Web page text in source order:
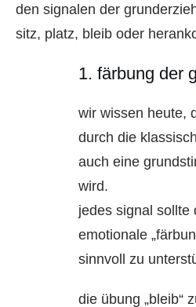
den signalen der
sitz, platz, bleib oder
1. färbung der
wir wissen heute,
durch die
auch eine
wird.
jedes signal sollte
emotionale
sinnvoll zu
die übung „bleib“